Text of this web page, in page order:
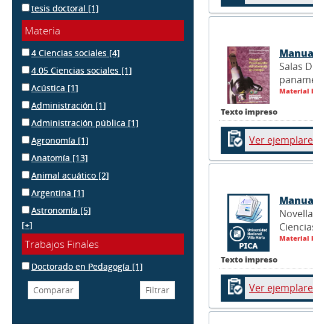
tesis doctoral [1]
Materia
4 Ciencias sociales [4]
4.05 Ciencias sociales [1]
Acústica [1]
Administración [1]
Administración pública [1]
Agronomía [1]
Anatomía [13]
Animal acuático [2]
Argentina [1]
Astronomía [5]
[+]
Trabajos Finales
Doctorado en Pedagogía [1]
Texto impreso
Salas
Material
Ver
Texto impreso
Material
Ver